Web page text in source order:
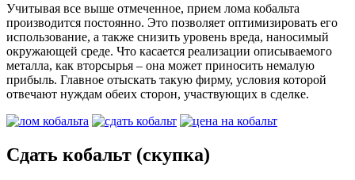
Учитывая все выше отмеченное, прием лома кобальта
производится постоянно. Это позволяет оптимизировать его
использование, а также снизить уровень вреда, наносимый
окружающей среде. Что касается реализации описываемого
металла, как вторсырья – она может приносить немалую
прибыль. Главное отыскать такую фирму, условия которой
отвечают нуждам обеих сторон, участвующих в сделке.
Сдать кобальт (скупка)